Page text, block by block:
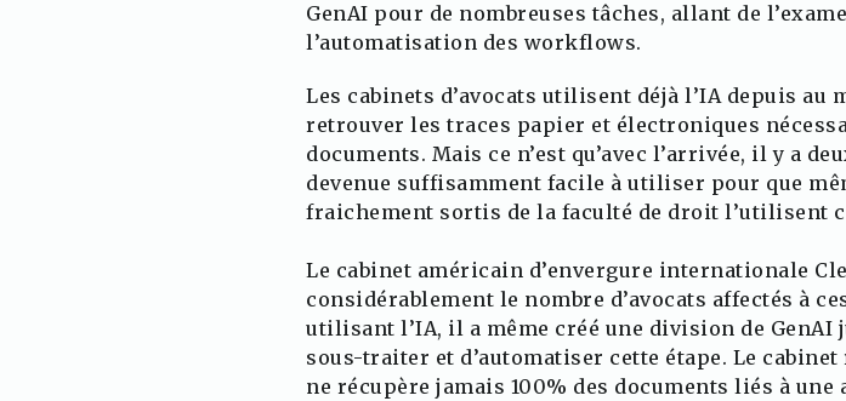
GenAI pour de nombreuses tâches, allant de
l’automatisation des workflows.
Les cabinets d’avocats utilisent déjà l’IA depuis
retrouver les traces papier et électroniques
documents. Mais ce n’est qu’avec l’arrivée, il y a
devenue suffisamment facile à utiliser pour que
fraichement sortis de la faculté de droit l’utilisent
Le cabinet américain d’envergure internationale
considérablement le nombre d’avocats affectés à
utilisant l’IA, il a même créé une division de
sous-traiter et d’automatiser cette étape. Le
ne récupère jamais 100% des documents liés à